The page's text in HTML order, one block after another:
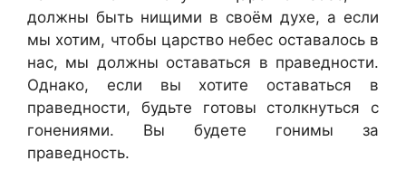
должны быть нищими в своём духе, а если
мы хотим, чтобы царство небес оставалось в
нас, мы должны оставаться в праведности.
Однако, если вы хотите оставаться в
праведности, будьте готовы столкнуться с
гонениями. Вы будете гонимы за
праведность.